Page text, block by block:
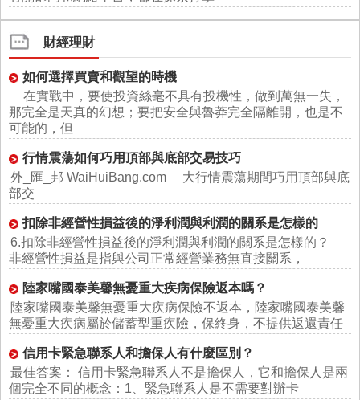
財經理財
如何選擇買賣和觀望的時機
在實戰中，要使投資絲毫不具有投機性，做到萬無一失，
那完全是天真的幻想；要把安全與魯莽完全隔離開，也是不
可能的，但
行情震蕩如何巧用頂部與底部交易技巧
外_匯_邦 WaiHuiBang.com 大行情震蕩期間巧用頂部與底
部交
扣除非經營性損益後的淨利潤與利潤的關系是怎樣的
6.扣除非經營性損益後的淨利潤與利潤的關系是怎樣的？
非經營性損益是指與公司正常經營業務無直接關系，
陸家嘴國泰美馨無憂重大疾病保險返本嗎？
陸家嘴國泰美馨無憂重大疾病保險不返本，陸家嘴國泰美馨
無憂重大疾病屬於儲蓄型重疾險，保終身，不提供返還責任
信用卡緊急聯系人和擔保人有什麼區別？
最佳答案： 信用卡緊急聯系人不是擔保人，它和擔保人是兩
個完全不同的概念：1、緊急聯系人是不需要對辦卡